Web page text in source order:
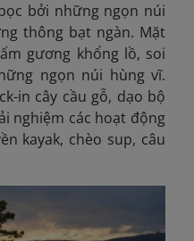
bởi những ngọn núi
thông bạt ngàn. Mặt
gương khổng lồ, soi
ngọn núi hùng vĩ.
in cây cầu gỗ, dạo bộ
nghiệm các hoạt động
kayak, chèo sup, câu